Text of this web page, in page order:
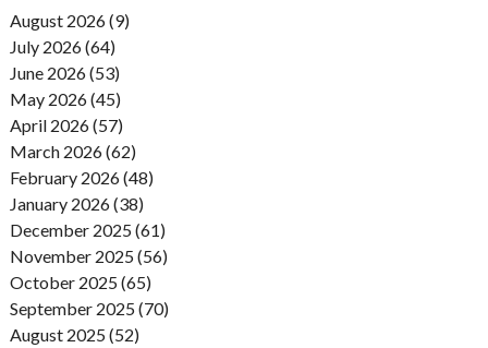
August 2026 (9)
July 2026 (64)
June 2026 (53)
May 2026 (45)
April 2026 (57)
March 2026 (62)
February 2026 (48)
January 2026 (38)
December 2025 (61)
November 2025 (56)
October 2025 (65)
September 2025 (70)
August 2025 (52)